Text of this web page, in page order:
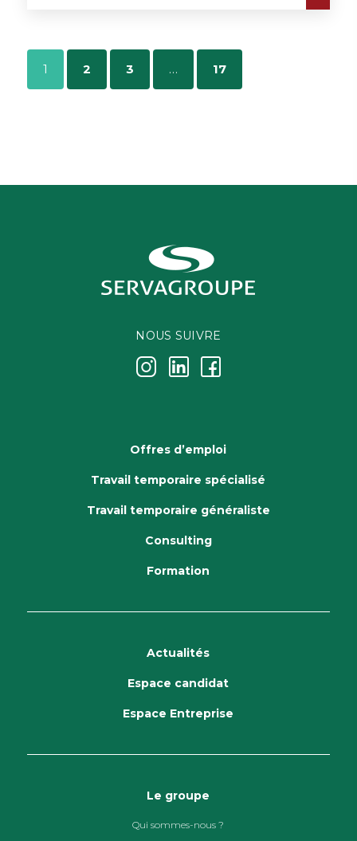
1 2 3 … 17
NOUS SUIVRE
j k i
Offres d’emploi
Travail temporaire spécialisé
Travail temporaire généraliste
Consulting
Formation
Actualités
Espace candidat
Espace Entreprise
Le groupe
Qui sommes-nous ?